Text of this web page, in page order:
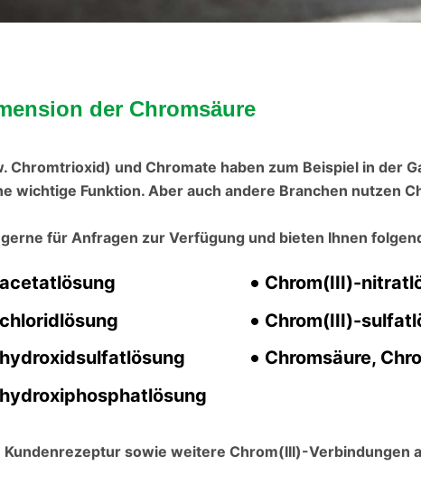
der Chromsäure
Chromtrioxid) und Chromate haben zum Beispiel in der
wichtige Funktion. Aber auch andere Branchen nutzen
für Anfragen zur Verfügung und bieten Ihnen
Chrom(III)-
Chrom(III)-
Chromsäure,
Kundenrezeptur sowie weitere Chrom(III)-Verbindungen